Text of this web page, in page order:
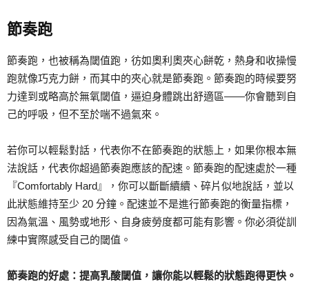
節奏跑
節奏跑，也被稱為閾值跑，彷如奧利奧夾心餅乾，熱身和收操慢
跑就像巧克力餅，而其中的夾心就是節奏跑。節奏跑的時候要努
力達到或略高於無氧閾值，逼迫身體跳出舒適區——你會聽到自
己的呼吸，但不至於喘不過氣來。
若你可以輕鬆對話，代表你不在節奏跑的狀態上，如果你根本無
法說話，代表你超過節奏跑應該的配速。節奏跑的配速處於一種
『Comfortably Hard』，你可以斷斷續續、碎片似地說話，並以
此狀態維持至少 20 分鐘。配速並不是進行節奏跑的衡量指標，
因為氣溫、風勢或地形、自身疲勞度都可能有影響。你必須從訓
練中實際感受自己的閾值。
節奏跑的好處：提高乳酸閾值，讓你能以輕鬆的狀態跑得更快。